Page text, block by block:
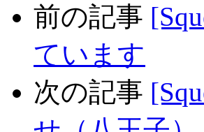
前の記事
ています
次の記事